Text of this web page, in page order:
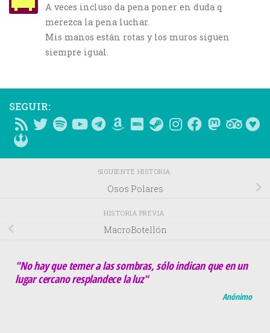
A veces incluso da pena poner en duda q
merezca la pena luchar.
Mis manos están rotas y los muros siguen
siempre igual.
SEGUIR:
SIGUIENTE HISTORIA
Osos Polares
HISTORIA PREVIA
MacroBotellón
"No hay que temer a las sombras, sólo indican que en un
lugar cercano resplandece la luz"
Anónimo